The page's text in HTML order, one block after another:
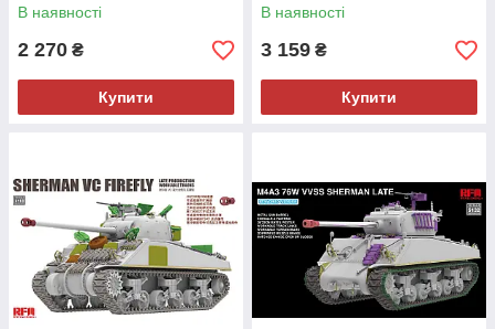
В наявності
2 270 ₴
Купити
В наявності
3 159 ₴
Купити